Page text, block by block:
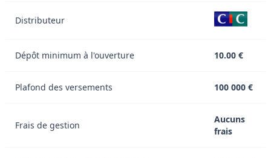
Distributeur
Dépôt minimum à l'ouverture 10.00 €
Plafond des versements 100 000 €
Frais de gestion
Aucuns
frais